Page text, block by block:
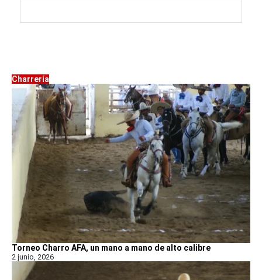
Charrería
Torneo Charro AFA, un mano a mano de alto calibre
2 junio, 2026